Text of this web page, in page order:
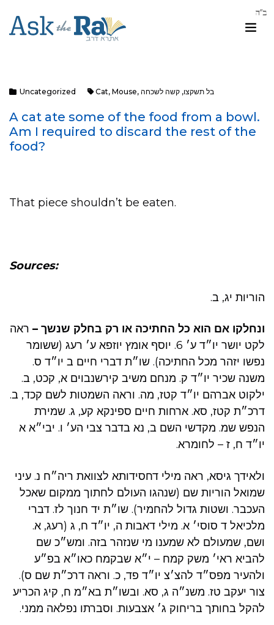
Uncategorized Cat, Mouse, בל תשקצו, קשה לשכחה
A cat ate some of the food from a bowl.
Am I required to discard the rest of the
food?
That piece shouldn’t be eaten.
Sources:
הוריות יג, ב.
ונחלקו אם הוא כל החתיכה או רק בחלק שנשך – ראה
לקט יושר יו״ד ע׳ 6. יוסף אומץ יוזפא ע׳ רעג (ששומר
נפשו יזהר מכל החתיכה). שו״ת דברי חיים ב יו״ד ס.
משנה שכיר יו״ד ק. מנחם משיב קירשנבוים א, קכט, ב.
ילקוט אברהם יו״ד קטז, מה. וראה השמטות לשם קכד, ב.
דרכ״ת קטז, סא. ארחות חיים ספינקא קע, ג. שמירת
הנפש שמ. מקדשי השם ב, נא בדבר צבי הע׳ ו. יבי״א א
יו״ד ח, ז – לחומרא.
ולאידך גיסא, ראה מילי דחסידותא לצוואת ריה״ח נ. עיני
שמואל הוריות שם (שנהגו העולם לחתוך ממקום שאכל
העכבר. ושטות גדול להחמיר). שו״ת יד חנוך לז. דברי
מלכיאל ד סוסי׳ א. מילי דאבות ה, יו״ד ח, ג (רעג, א.
ושם, שמעולם לא שמענו מי שנזהר בזה. ומש״כ שם
להביא ראי׳ משק קמח – י״א שבקמח כאו״א בפ״ע
ולהעיר מפס״ד להצ׳צ יו״ד פד, כ. וראה דרכ״ת שם ס).
צור יעקב טז. משנ״ה ג, סא. ובשו״ת בא״מ ח, קיג הכריע
להקל בחותך בריחוק ג׳ אצבעות. וסברתו נפלאה ממני.